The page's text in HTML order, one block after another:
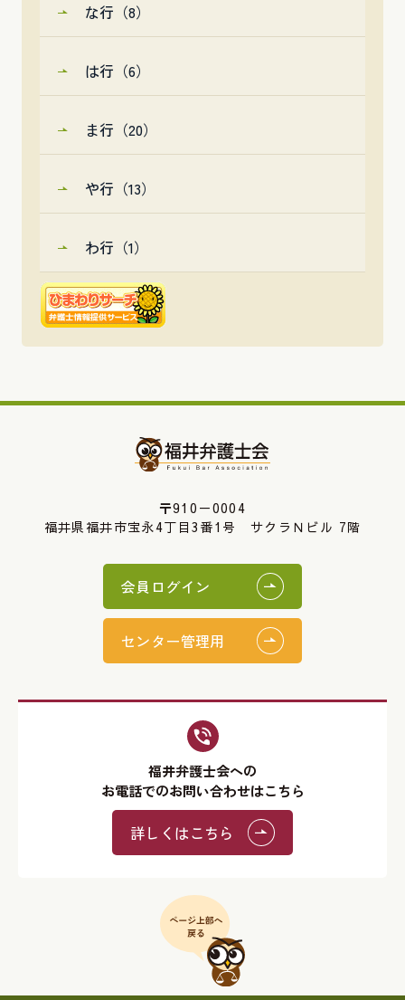
な行（8）
は行（6）
ま行（20）
や行（13）
わ行（1）
〒910－0004
福井県福井市宝永4丁目3番1号 サクラＮビル 7階
会員ログイン
センター管理用
福井弁護士会への
お電話でのお問い合わせはこちら
詳しくはこちら